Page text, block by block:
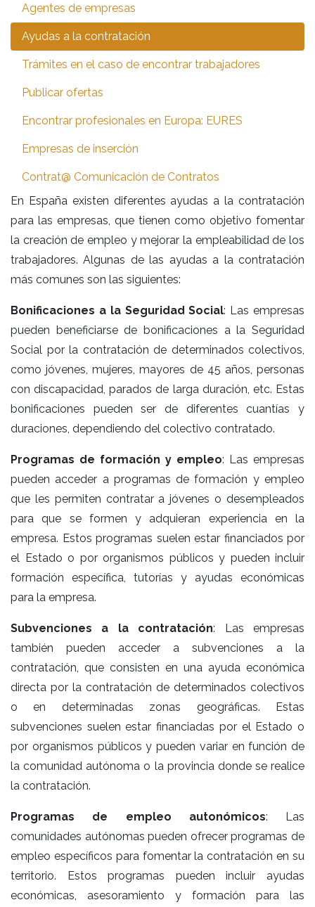
Agentes de empresas
Ayudas a la contratación
Trámites en el caso de encontrar trabajadores
Publicar ofertas
Encontrar profesionales en Europa: EURES
Empresas de inserción
Contrat@ Comunicación de Contratos
En España existen diferentes ayudas a la contratación
para las empresas, que tienen como objetivo fomentar
la creación de empleo y mejorar la empleabilidad de los
trabajadores. Algunas de las ayudas a la contratación
más comunes son las siguientes:
Bonificaciones a la Seguridad Social: Las empresas
pueden beneficiarse de bonificaciones a la Seguridad
Social por la contratación de determinados colectivos,
como jóvenes, mujeres, mayores de 45 años, personas
con discapacidad, parados de larga duración, etc. Estas
bonificaciones pueden ser de diferentes cuantías y
duraciones, dependiendo del colectivo contratado.
Programas de formación y empleo: Las empresas
pueden acceder a programas de formación y empleo
que les permiten contratar a jóvenes o desempleados
para que se formen y adquieran experiencia en la
empresa. Estos programas suelen estar financiados por
el Estado o por organismos públicos y pueden incluir
formación específica, tutorías y ayudas económicas
para la empresa.
Subvenciones a la contratación: Las empresas
también pueden acceder a subvenciones a la
contratación, que consisten en una ayuda económica
directa por la contratación de determinados colectivos
o en determinadas zonas geográficas. Estas
subvenciones suelen estar financiadas por el Estado o
por organismos públicos y pueden variar en función de
la comunidad autónoma o la provincia donde se realice
la contratación.
Programas de empleo autonómicos: Las
comunidades autónomas pueden ofrecer programas de
empleo específicos para fomentar la contratación en su
territorio. Estos programas pueden incluir ayudas
económicas, asesoramiento y formación para las